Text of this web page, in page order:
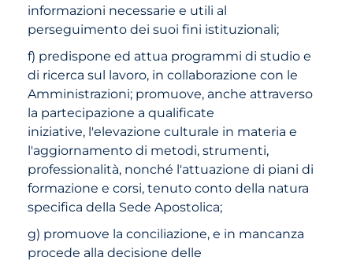
informazioni necessarie e utili al
perseguimento dei suoi fini istituzionali;
f) predispone ed attua programmi di studio e
di ricerca sul lavoro, in collaborazione con le
Amministrazioni; promuove, anche attraverso
la partecipazione a qualificate
iniziative, l'elevazione culturale in materia e
l'aggiornamento di metodi, strumenti,
professionalità, nonché l'attuazione di piani di
formazione e corsi, tenuto conto della natura
specifica della Sede Apostolica;
g) promuove la conciliazione, e in mancanza
procede alla decisione delle